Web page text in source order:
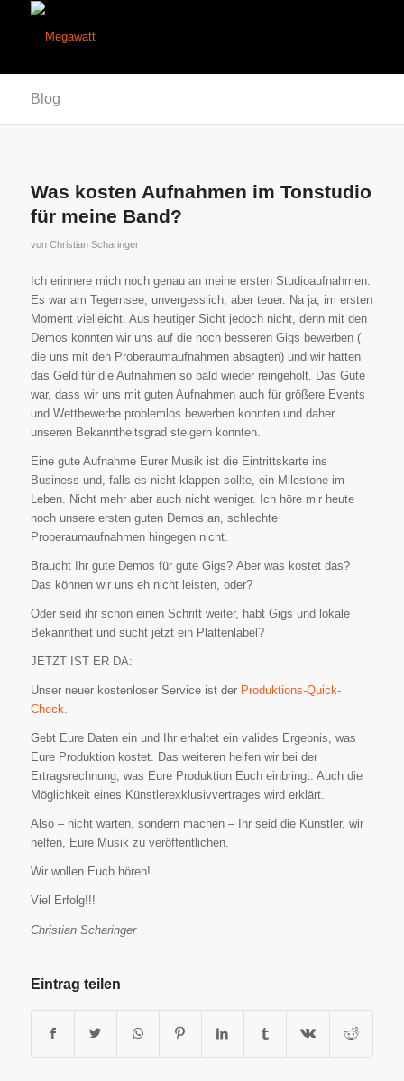
Blog
Was kosten Aufnahmen im Tonstudio
für meine Band?
von Christian Scharinger
Ich erinnere mich noch genau an meine ersten Studioaufnahmen.
Es war am Tegernsee, unvergesslich, aber teuer. Na ja, im ersten
Moment vielleicht. Aus heutiger Sicht jedoch nicht, denn mit den
Demos konnten wir uns auf die noch besseren Gigs bewerben (
die uns mit den Proberaumaufnahmen absagten) und wir hatten
das Geld für die Aufnahmen so bald wieder reingeholt. Das Gute
war, dass wir uns mit guten Aufnahmen auch für größere Events
und Wettbewerbe problemlos bewerben konnten und daher
unseren Bekanntheitsgrad steigern konnten.
Eine gute Aufnahme Eurer Musik ist die Eintrittskarte ins
Business und, falls es nicht klappen sollte, ein Milestone im
Leben. Nicht mehr aber auch nicht weniger. Ich höre mir heute
noch unsere ersten guten Demos an, schlechte
Proberaumaufnahmen hingegen nicht.
Braucht Ihr gute Demos für gute Gigs? Aber was kostet das?
Das können wir uns eh nicht leisten, oder?
Oder seid ihr schon einen Schritt weiter, habt Gigs und lokale
Bekanntheit und sucht jetzt ein Plattenlabel?
JETZT IST ER DA:
Unser neuer kostenloser Service ist der Produktions-Quick-
Check.
Gebt Eure Daten ein und Ihr erhaltet ein valides Ergebnis, was
Eure Produktion kostet. Das weiteren helfen wir bei der
Ertragsrechnung, was Eure Produktion Euch einbringt. Auch die
Möglichkeit eines Künstlerexklusivvertrages wird erklärt.
Also – nicht warten, sondern machen – Ihr seid die Künstler, wir
helfen, Eure Musik zu veröffentlichen.
Wir wollen Euch hören!
Viel Erfolg!!!
Christian Scharinger
Eintrag teilen